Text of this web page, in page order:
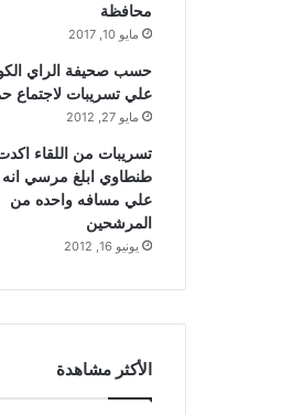
محافظة
مايو 10, 2017
حسب صحيفة الراي
علي تسريبات
مايو 27, 2012
تسريبات من اللقاء
طنطاوي ابلغ مرسي
علي مسافه واحده من
المرشحين
يونيو 16, 2012
الأكثر مشاهدة